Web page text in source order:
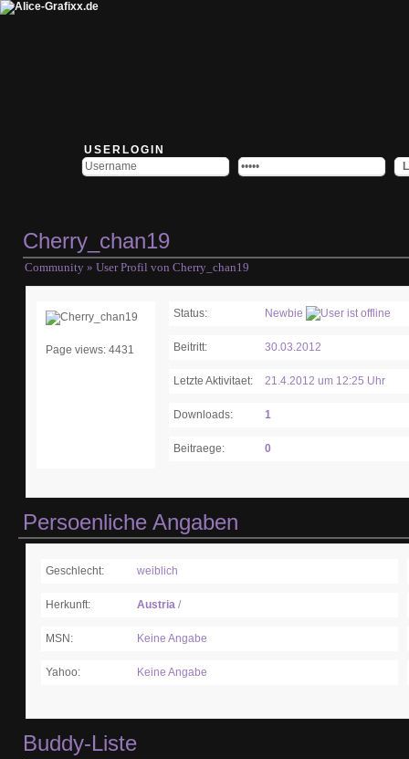
USERLOGIN
Cherry_chan19
Community » User Profil von Cherry_chan19
Page views: 4431
Status: Newbie
Beitritt: 30.03.2012
Letzte Aktivitaet: 21.4.2012 um 12:25 Uhr
Downloads: 1
Beitraege: 0
Persoenliche Angaben
Geschlecht: weiblich
Herkunft: Austria /
MSN: Keine Angabe
Yahoo: Keine Angabe
Buddy-Liste